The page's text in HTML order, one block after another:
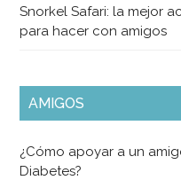
Snorkel Safari: la mejor
para hacer con amigos
AMIGOS
¿Cómo apoyar a un
Diabetes?